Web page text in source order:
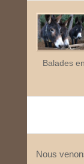
content
Home
Balades
Nous